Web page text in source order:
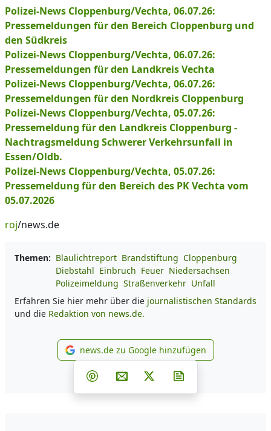
Polizei-News Cloppenburg/Vechta, 06.07.26:
Pressemeldungen für den Bereich Cloppenburg und
den Südkreis
Polizei-News Cloppenburg/Vechta, 06.07.26:
Pressemeldungen für den Landkreis Vechta
Polizei-News Cloppenburg/Vechta, 06.07.26:
Pressemeldungen für den Nordkreis Cloppenburg
Polizei-News Cloppenburg/Vechta, 05.07.26:
Pressemeldung für den Landkreis Cloppenburg -
Nachtragsmeldung Schwerer Verkehrsunfall in
Essen/Oldb.
Polizei-News Cloppenburg/Vechta, 05.07.26:
Pressemeldung für den Bereich des PK Vechta vom
05.07.2026
roj/news.de
Themen: Blaulichtreport Brandstiftung Cloppenburg
Diebstahl Einbruch Feuer Niedersachsen
Polizeimeldung Straßenverkehr Unfall
Erfahren Sie hier mehr über die journalistischen Standards
und die Redaktion von news.de.
news.de zu Google
news.de zu Google hinzufügen
Teilen auf Facebook
Teilen auf Whatsapp
Teilen auf Telegram
Teilen auf Pinterest
Per E-Mail teilen
Post auf X